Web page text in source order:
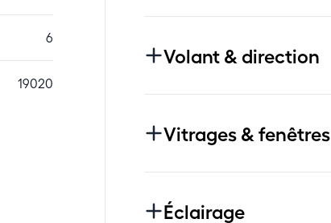
6
19020
Volant & direction
Vitrages & fenêtres
Éclairage